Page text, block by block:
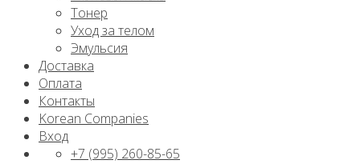
Тонер
Уход за телом
Эмульсия
Доставка
Оплата
Контакты
Korean Companies
Вход
+7 (995) 260-85-65